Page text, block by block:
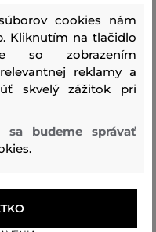
s čiapkou z rovnakej
cookies nám
Kliknutím na tlačidlo
so zobrazením
reklamy a
skvelý zážitok pri
budeme správať